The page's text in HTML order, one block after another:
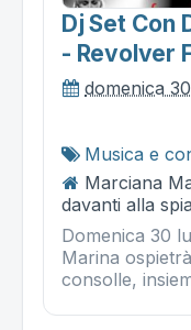
Dj Set Con
- Revolver
domenica
Musica e
Marciana
davanti alla
Domenica 30
Marina
consolle,